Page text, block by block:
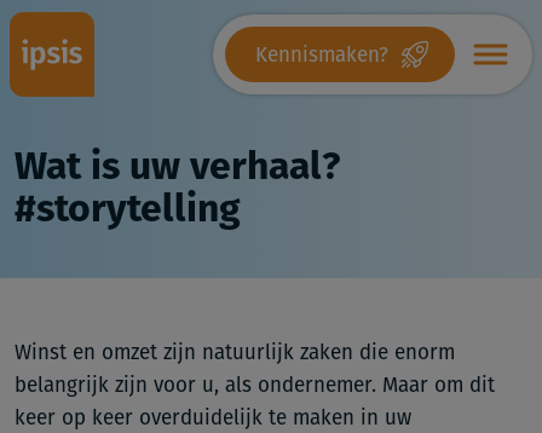
Kennismaken?
Wat is uw verhaal?
#storytelling
Winst en omzet zijn natuurlijk zaken die enorm
belangrijk zijn voor u, als ondernemer. Maar om dit
keer op keer overduidelijk te maken in uw